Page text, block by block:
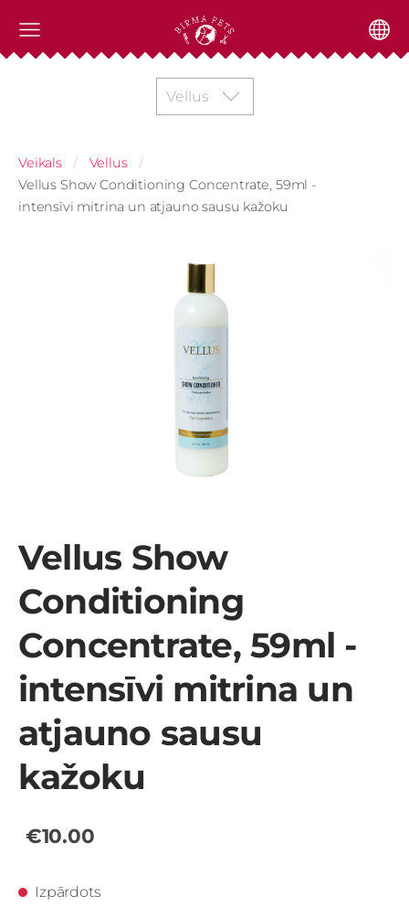
Vellus
Veikals
Vellus
Vellus Show Conditioning Concentrate, 59ml -
intensīvi mitrina un atjauno sausu kažoku
Vellus Show
Conditioning
Concentrate, 59ml -
intensīvi mitrina un
atjauno sausu
kažoku
€10.00
Izpārdots